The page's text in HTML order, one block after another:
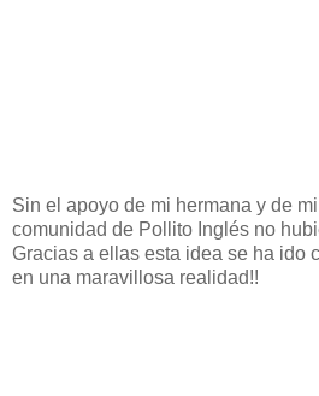
Sin el apoyo de mi hermana y de
comunidad de Pollito Inglés no
Gracias a ellas esta idea se ha ido
en una maravillosa realidad!!